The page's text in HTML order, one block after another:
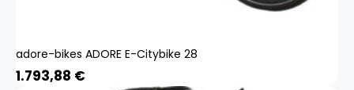
adore-bikes ADORE E-Citybike 28
1.793,88 €